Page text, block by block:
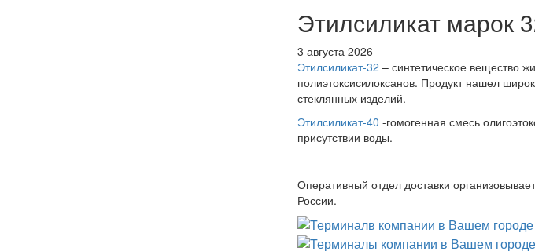
Этилсиликат марок
3 августа 2026
Этилсиликат-32 – синтетическое вещество
полиэтоксисилоксанов. Продукт нашел
стеклянных изделий.
Этилсиликат-40 -гомогенная смесь
присутствии воды.
Оперативный отдел доставки
России.